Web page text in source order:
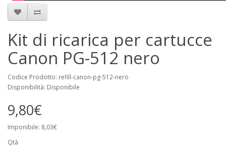
Kit di ricarica per cartucce
Canon PG-512 nero
Codice Prodotto: refill-canon-pg-512-nero
Disponibilità: Disponibile
9,80€
Imponibile: 8,03€
Qtà